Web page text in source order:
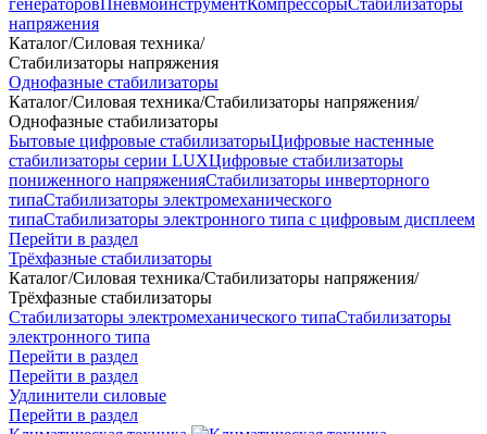
генераторовПневмоинструментКомпрессорыСтабилизаторы
напряжения
Каталог/Силовая техника/
Стабилизаторы напряжения
Однофазные стабилизаторы
Каталог/Силовая техника/Стабилизаторы напряжения/
Однофазные стабилизаторы
Бытовые цифровые стабилизаторыЦифровые настенные
стабилизаторы серии LUXЦифровые стабилизаторы
пониженного напряженияСтабилизаторы инверторного
типаСтабилизаторы электромеханического
типаСтабилизаторы электронного типа с цифровым дисплеем
Перейти в раздел
Трёхфазные стабилизаторы
Каталог/Силовая техника/Стабилизаторы напряжения/
Трёхфазные стабилизаторы
Стабилизаторы электромеханического типаСтабилизаторы
электронного типа
Перейти в раздел
Перейти в раздел
Удлинители силовые
Перейти в раздел